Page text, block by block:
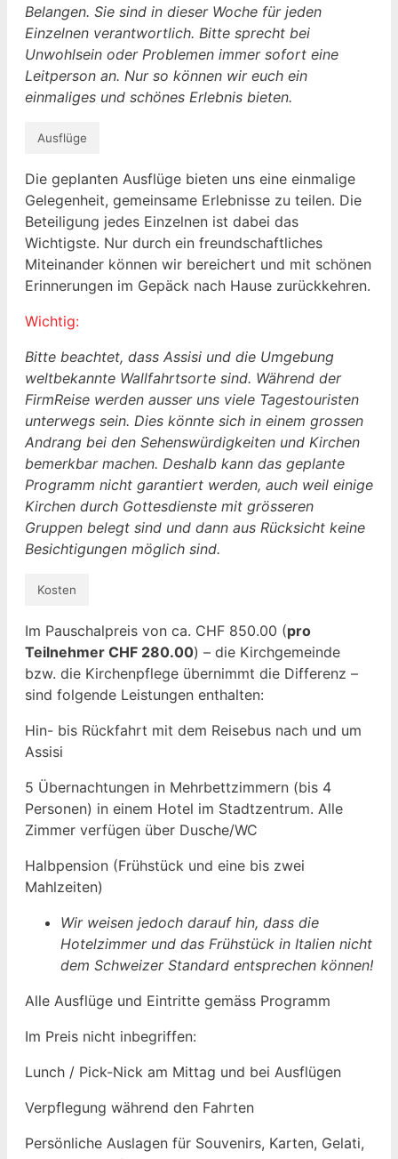
Belangen. Sie sind in dieser Woche für jeden
Einzelnen verantwortlich. Bitte sprecht bei
Unwohlsein oder Problemen immer sofort eine
Leitperson an. Nur so können wir euch ein
einmaliges und schönes Erlebnis bieten.
Ausflüge
Die geplanten Ausflüge bieten uns eine einmalige
Gelegenheit, gemeinsame Erlebnisse zu teilen. Die
Beteiligung jedes Einzelnen ist dabei das
Wichtigste. Nur durch ein freundschaftliches
Miteinander können wir bereichert und mit schönen
Erinnerungen im Gepäck nach Hause zurückkehren.
Wichtig:
Bitte beachtet, dass Assisi und die Umgebung
weltbekannte Wallfahrtsorte sind. Während der
FirmReise werden ausser uns viele Tagestouristen
unterwegs sein. Dies könnte sich in einem grossen
Andrang bei den Sehenswürdigkeiten und Kirchen
bemerkbar machen. Deshalb kann das geplante
Programm nicht garantiert werden, auch weil einige
Kirchen durch Gottesdienste mit grösseren
Gruppen belegt sind und dann aus Rücksicht keine
Besichtigungen möglich sind.
Kosten
Im Pauschalpreis von ca. CHF 850.00 (pro
Teilnehmer CHF 280.00) – die Kirchgemeinde
bzw. die Kirchenpflege übernimmt die Differenz –
sind folgende Leistungen enthalten:
Hin- bis Rückfahrt mit dem Reisebus nach und um
Assisi
5 Übernachtungen in Mehrbettzimmern (bis 4
Personen) in einem Hotel im Stadtzentrum. Alle
Zimmer verfügen über Dusche/WC
Halbpension (Frühstück und eine bis zwei
Mahlzeiten)
Wir weisen jedoch darauf hin, dass die
Hotelzimmer und das Frühstück in Italien nicht
dem Schweizer Standard entsprechen können!
Alle Ausflüge und Eintritte gemäss Programm
Im Preis nicht inbegriffen:
Lunch / Pick-Nick am Mittag und bei Ausflügen
Verpflegung während den Fahrten
Persönliche Auslagen für Souvenirs, Karten, Gelati,